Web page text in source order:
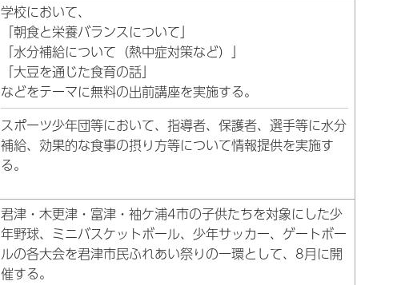
学校において、
「朝食と栄養バランスについて」
「水分補給について（熱中症対策など）」
「大豆を通じた食育の話」
などをテーマに無料の出前講座を実施する。
スポーツ少年団等において、指導者、保護者、選手等に水分
補給、効果的な食事の摂り方等について情報提供を実施す
る。
君津・木更津・富津・袖ケ浦4市の子供たちを対象にした少
年野球、ミニバスケットボール、少年サッカー、ゲートボー
ルの各大会を君津市民ふれあい祭りの一環として、8月に開
催する。